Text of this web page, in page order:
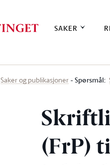
SAKER
Saker og publikasjoner Spørsmål:
(FrP)